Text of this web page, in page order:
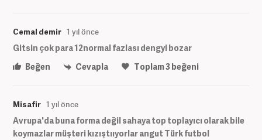
Cemal demir 1 yıl önce
Gitsin çok para 12normal fazlası dengyi bozar
Beğen
Cevapla Toplam3beğeni
Misafir 1 yıl önce
Avrupa'da buna forma değil sahaya top toplayıcı olarak bile
koymazlar müşteri kızıştııyorlar angut Türk futbol